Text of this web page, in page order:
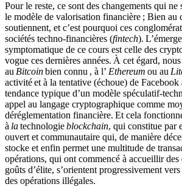
Pour le reste, ce sont des changements qui ne
le modèle de valorisation financière ; Bien au
soutiennent, et c’est pourquoi ces
sociétés techno-financières (fintech).
symptomatique de ce cours est celle des
vogue ces dernières années. À cet égard,
au Bitcoinbien connu , à l’ Ethereum ou au
activité et à la tentative (échoue) de Facebook
tendance typique d’un modèle spéculatif-
appel au langage cryptographique comme
déréglementation financière. Et cela
à latechnologieblockchain, qui constitue par
ouvert et communautaire qui, de manière
stocke et enfin permet une multitude de
opérations, qui ont commencé à accueillir
goûts d’élite, s’orientent progressivement
des opérations illégales.